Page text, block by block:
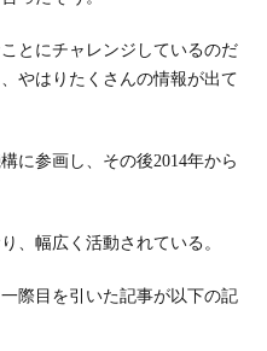
とにチャレンジしているのだ
やはりたくさんの情報が出て
に参画し、その後2014年から
、幅広く活動されている。
際目を引いた記事が以下の記